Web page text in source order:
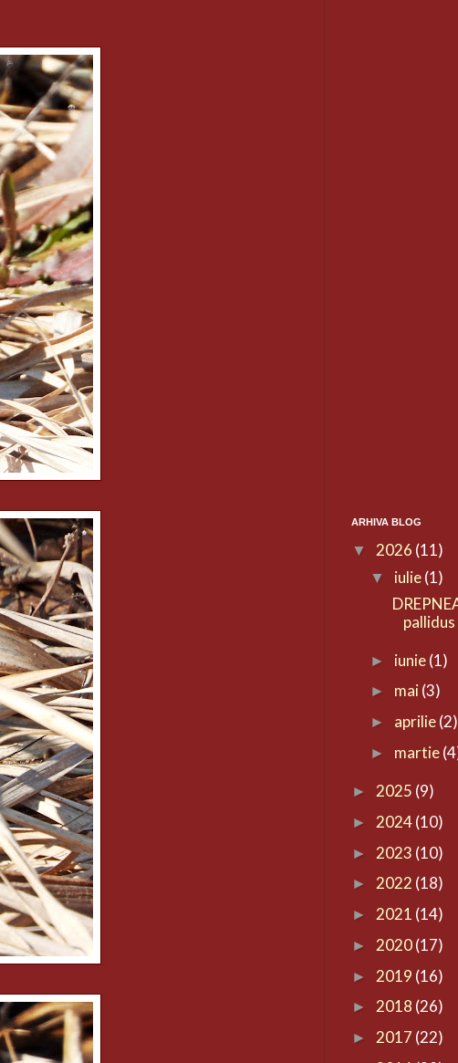
ARHIVA BLOG
▼ 2026 (11)
▼ iulie(1)
pallidus
► iunie(1)
► mai(3)
► aprilie(2)
► martie
► 2025 (9)
► 2024(10)
► 2023 (10)
► 2022 (18)
► 2021 (14)
► 2020(17)
► 2019 (16)
► 2018 (26)
► 2017 (22)